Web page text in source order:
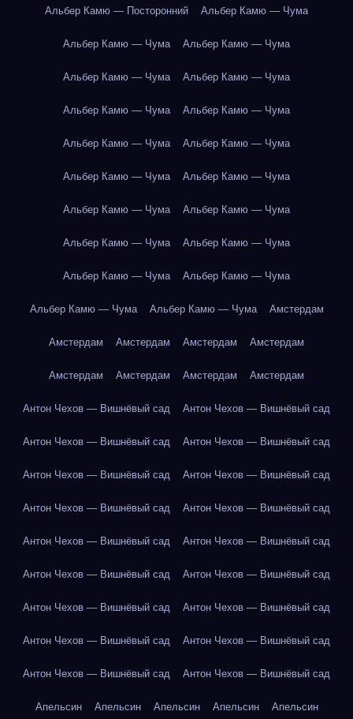
Альбер Камю — Посторонний Альбер Камю — Чума
Альбер Камю — Чума Альбер Камю — Чума
Альбер Камю — Чума Альбер Камю — Чума
Альбер Камю — Чума Альбер Камю — Чума
Альбер Камю — Чума Альбер Камю — Чума
Альбер Камю — Чума Альбер Камю — Чума
Альбер Камю — Чума Альбер Камю — Чума
Альбер Камю — Чума Альбер Камю — Чума
Альбер Камю — Чума Альбер Камю — Чума
Альбер Камю — Чума Альбер Камю — Чума Амстердам
Амстердам Амстердам Амстердам Амстердам
Амстердам Амстердам Амстердам Амстердам
Антон Чехов — Вишнёвый сад Антон Чехов — Вишнёвый сад
Антон Чехов — Вишнёвый сад Антон Чехов — Вишнёвый сад
Антон Чехов — Вишнёвый сад Антон Чехов — Вишнёвый сад
Антон Чехов — Вишнёвый сад Антон Чехов — Вишнёвый сад
Антон Чехов — Вишнёвый сад Антон Чехов — Вишнёвый сад
Антон Чехов — Вишнёвый сад Антон Чехов — Вишнёвый сад
Антон Чехов — Вишнёвый сад Антон Чехов — Вишнёвый сад
Антон Чехов — Вишнёвый сад Антон Чехов — Вишнёвый сад
Антон Чехов — Вишнёвый сад Антон Чехов — Вишнёвый сад
Апельсин Апельсин Апельсин Апельсин Апельсин